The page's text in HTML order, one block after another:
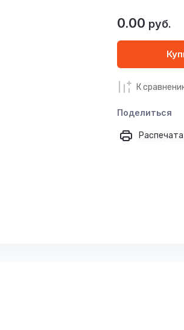
0.00 руб.
К
Поделиться